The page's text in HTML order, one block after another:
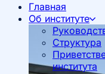
Главная
Об институте
Структура
института